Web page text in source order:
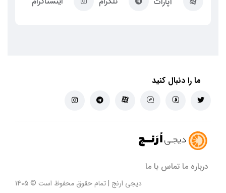
ما را دنبال کنید
درباره ما تماس با ما
دیجی ارنج | تمام حقوق محفوظ است © 1405